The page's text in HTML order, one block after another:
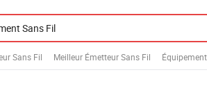
Sans Fil Meilleur Émetteur Sans Fil